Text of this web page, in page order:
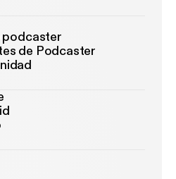
podcaster
de Podcaster